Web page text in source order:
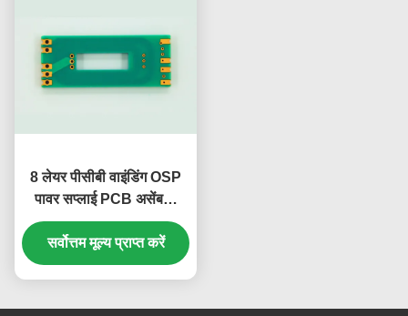
8 लेयर पीसीबी वाइंडिंग OSP
पावर सप्लाई PCB असेंबली
0.508mm S1000-2
सर्वोत्तम मूल्य प्राप्त करें